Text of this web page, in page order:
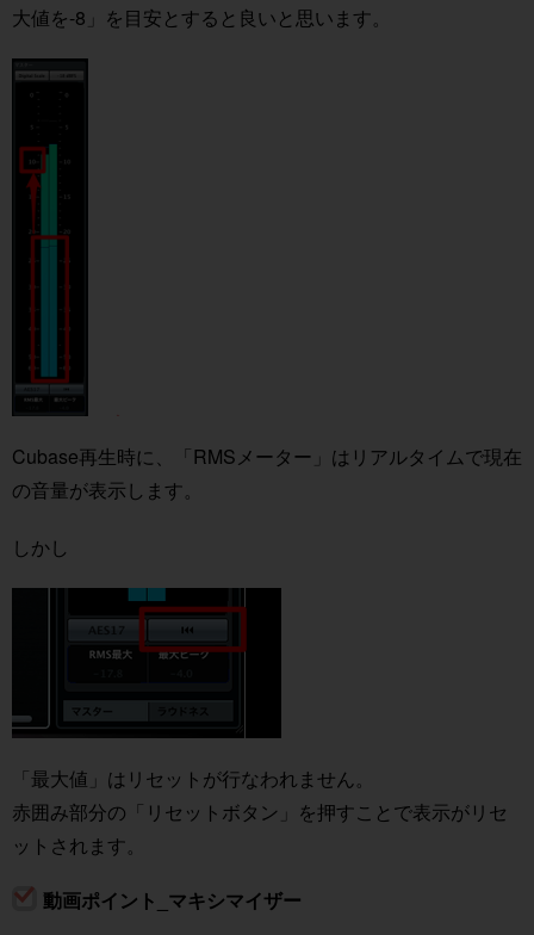
大値を-8」を目安とすると良いと思います。
Cubase再生時に、「RMSメーター」はリアルタイムで現在
の音量が表示します。
しかし
「最大値」はリセットが行なわれません。
赤囲み部分の「リセットボタン」を押すことで表示がリセ
ットされます。
動画ポイント_マキシマイザー